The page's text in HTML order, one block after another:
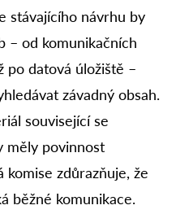
stávajícího návrhu by
– od komunikačních
po datová úložiště –
závadný obsah.
související se
měly povinnost
komise zdůrazňuje, že
běžné komunikace.